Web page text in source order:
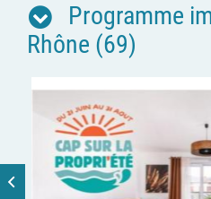
Programme
Rhône (69)